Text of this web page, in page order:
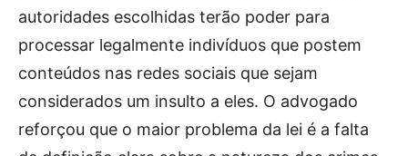
autoridades escolhidas terão poder para
processar legalmente indivíduos que postem
conteúdos nas redes sociais que sejam
considerados um insulto a eles. O advogado
reforçou que o maior problema da lei é a falta